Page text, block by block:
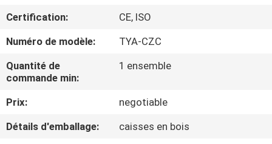
VISITE
D'USINE
CONTRÔLE
DE
QUALITÉ
Certification:
CE, ISO
Numéro de modèle:
TYA-CZC
Quantité de
commande min:
1 ensemble
Prix:
negotiable
Détails d'emballage:
caisses en bois